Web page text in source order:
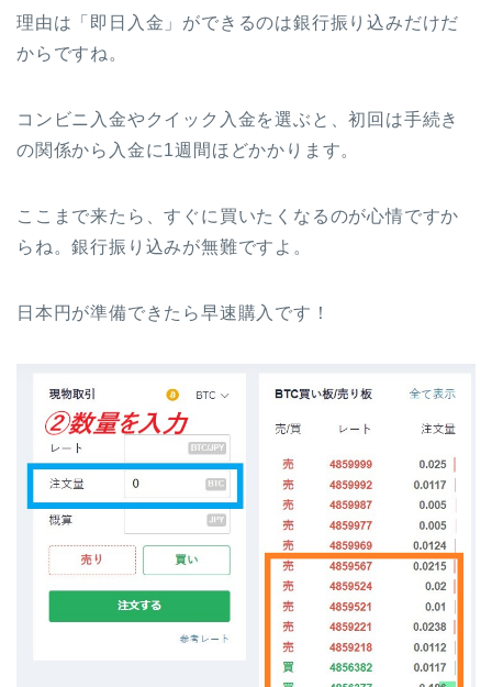
理由は「即日入金」ができるのは銀行振り込みだけだ
からですね。
コンビニ入金やクイック入金を選ぶと、初回は手続き
の関係から入金に1週間ほどかかります。
ここまで来たら、すぐに買いたくなるのが心情ですか
らね。銀行振り込みが無難ですよ。
日本円が準備できたら早速購入です！